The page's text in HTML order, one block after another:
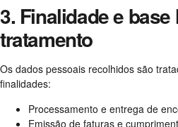
3. Finalidade e base
tratamento
Os dados pessoais recolhidos são
finalidades:
Processamento e entrega de
Emissão de faturas e